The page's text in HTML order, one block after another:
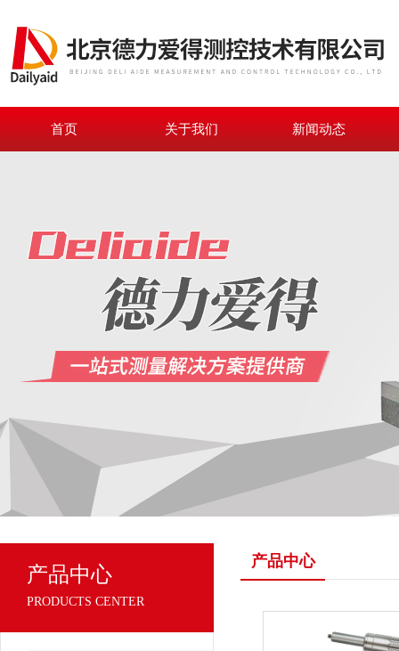
首页 关于我们 新闻动态
产品中心
PRODUCTS CENTER
产品中心